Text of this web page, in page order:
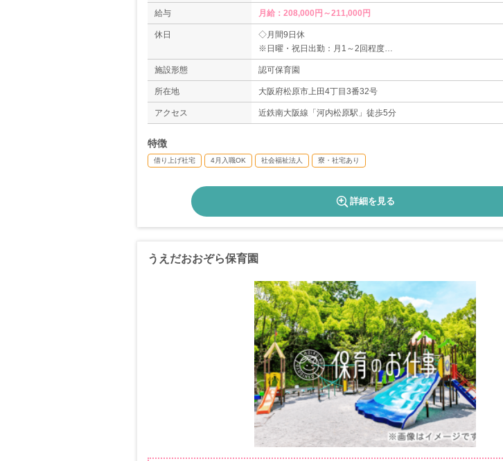
給与 月給：208,000円～211,000円
休日
◇月間9日休
※日曜・祝日出勤：月1～2回程度
◇有給休暇
◇産休・育休制度
◇介護休暇制度
＊年間休日数108日
施設形態 認可保育園
所在地 大阪府松原市上田4丁目3番32号
アクセス 近鉄南大阪線「河内松原駅」徒歩5分
特徴
借り上げ社宅 4月入職OK 社会福祉法人 寮・社宅あり
詳細を見る
うえだおおぞら保育園